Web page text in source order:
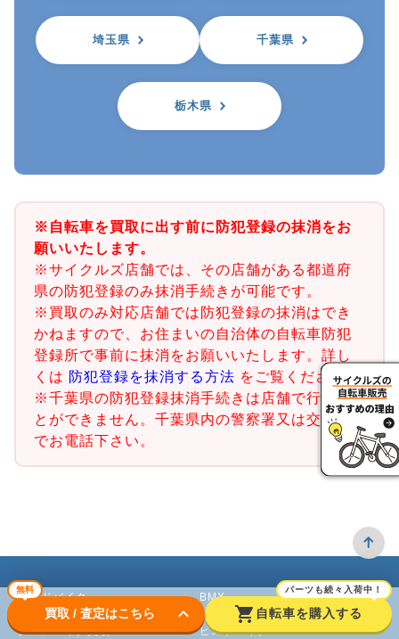
埼玉県 千葉県
栃木県
※自転車を買取に出す前に防犯登録の抹消をお
願いいたします。
※サイクルズ店舗では、その店舗がある都道府
県の防犯登録のみ抹消手続きが可能です。
※買取のみ対応店舗では防犯登録の抹消はでき
かねますので、お住まいの自治体の自転車防犯
登録所で事前に抹消をお願いいたします。詳し
くは 防犯登録を抹消する方法 をご覧ください。
※千葉県の防犯登録抹消手続きは店舗で行うこ
とができません。千葉県内の警察署又は交番ま
でお電話下さい。
無料
買取 / 査定はこちら keyboard_arrow_down shopping_cart
パーツも続々入荷中！
自転車を購入する
ロードバイク
クロスバイク買取
BMX
ピストバイク